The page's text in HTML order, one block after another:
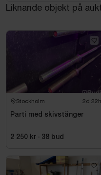
Liknande objekt på
Stockholm 2d 22h
Parti med skivstänger
2 250 kr · 38 bud